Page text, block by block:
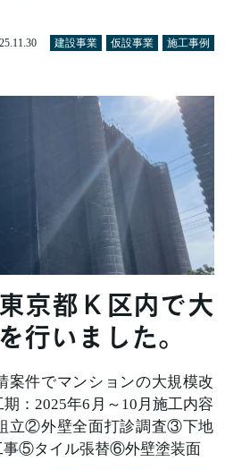
建設事業 仮設事業 施工事例
京都Ｋ区内で大
行いました。
案件でマンションの大規模改
：2025年6月～10月施工内容
立②外壁全面打診調査③下地
⑤タイル張替⑥外壁塗装面